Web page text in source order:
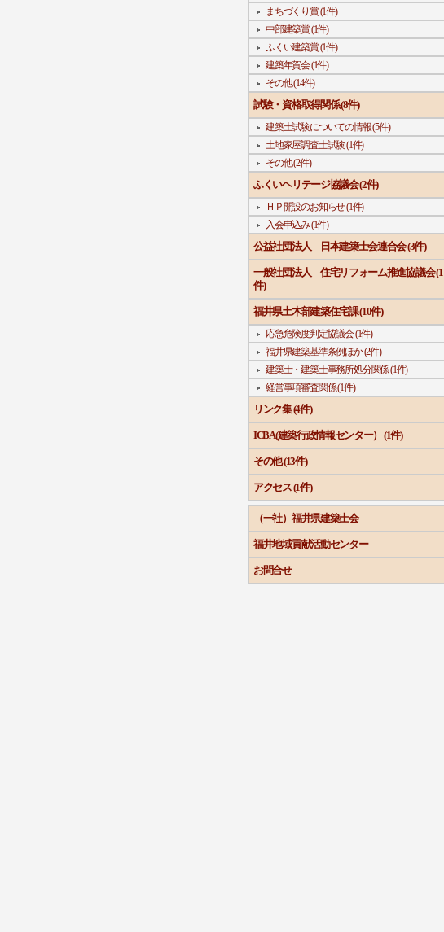
まちづくり賞 (1件)
中部建築賞 (1件)
ふくい建築賞 (1件)
建築年賀会 (1件)
その他 (14件)
試験・資格取得関係 (8件)
建築士試験についての情報 (5件)
土地家屋調査士試験 (1件)
その他 (2件)
ふくいヘリテージ協議会 (2件)
ＨＰ開設のお知らせ (1件)
入会申込み (1件)
公益社団法人 日本建築士会連合会 (3件)
一般社団法人 住宅リフォーム推進協議会 (1
件)
福井県土木部建築住宅課 (10件)
応急危険度判定協議会 (1件)
福井県建築基準条例ほか (2件)
建築士・建築士事務所処分関係 (1件)
経営事項審査関係 (1件)
リンク集 (4件)
ICBA(建築行政情報センター） (1件)
その他 (13件)
アクセス (1件)
（一社）福井県建築士会
福井地域貢献活動センター
お問合せ